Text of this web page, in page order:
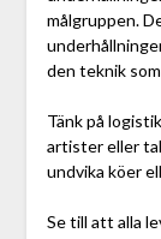
målgruppen.
den teknik
Tänk på
artister eller
undvika köer
Se till att alla